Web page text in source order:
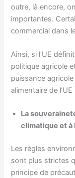
outre, là encore,
importantes.
commercial dans
Ainsi, si l’UE
politique agricole
puissance
alimentaire de
La
climatique et
Les règles
sont plus strictes
principe de